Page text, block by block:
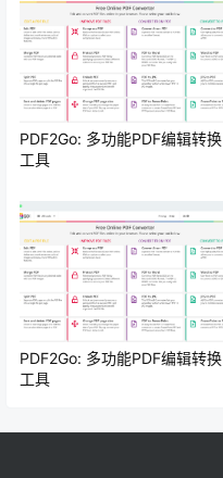
PDF2Go: 多功能PDF编辑转换
工具
PDF2Go: 多功能PDF编辑转换
工具